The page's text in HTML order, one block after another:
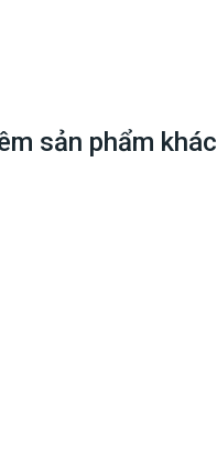
hợp, tránh ảnh hưởng đến kết
có hệ thống cấp nước tập
sản phẩm khác